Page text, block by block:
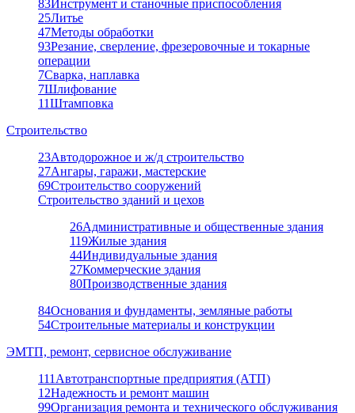
83Инструмент и станочные приспособления
25Литье
47Методы обработки
93Резание, сверление, фрезеровочные и токарные
операции
7Сварка, наплавка
7Шлифование
11Штамповка
Строительство
23Автодорожное и ж/д строительство
27Ангары, гаражи, мастерские
69Строительство сооружений
Строительство зданий и цехов
26Административные и общественные здания
119Жилые здания
44Индивидуальные здания
27Коммерческие здания
80Производственные здания
84Основания и фундаменты, земляные работы
54Строительные материалы и конструкции
ЭМТП, ремонт, сервисное обслуживание
111 Автотранспортные предприятия (АТП)
12Надежность и ремонт машин
99Организация ремонта и технического обслуживания